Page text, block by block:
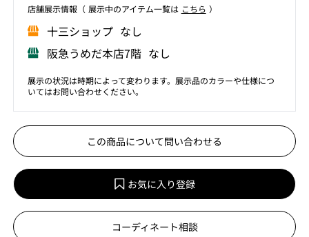
店舗展⽰情報（ 展⽰中のアイテム⼀覧は こちら ）
⼗三ショップ なし
阪急うめだ本店7階 なし
展示の状況は時期によって変わります。展示品のカラーや仕様につ
いてはお問い合わせください。
この商品について問い合わせる
お気に入り登録
コーディネート相談